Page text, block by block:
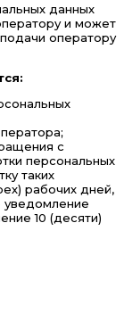
данных
и может
оператору
с
персональных
таких
рабочих дней,
уведомление
10 (десяти)